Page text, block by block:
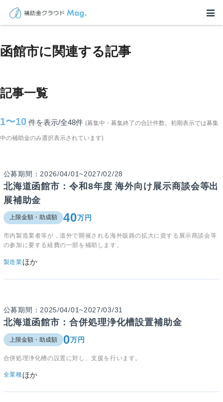
TOP > 補助金・助成金詳細>北海道
函館市に関連する記事
記事一覧
1〜10 件を表示/全48件 (募集中・募集終了の合計件数。初期表示では募集
中の補助金のみ選択表示されています)
公募期間：2026/04/01~2027/02/28
北海道函館市：令和8年度 海外向け展示商談会等出
展補助金
上限金額・助成額 40万円
市内製造業者等が，道外で開催される海外販路の拡大に資する展示商談会等
の参加に要する経費の一部を補助します。
製造業ほか
公募期間：2025/04/01~2027/03/31
北海道函館市：合併処理浄化槽設置補助金
上限金額・助成額 0万円
合併処理浄化槽の設置に対し、支援を行います。
全業種ほか